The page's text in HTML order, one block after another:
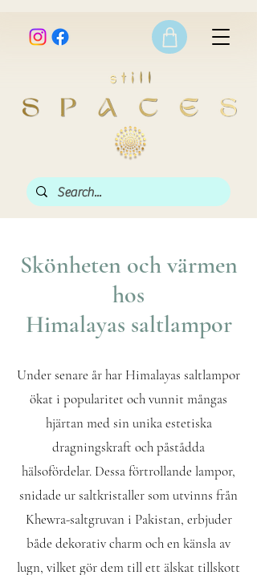
Skönheten och värmen
hos
Himalayas saltlampor
Under senare år har Himalayas saltlampor
ökat i popularitet och vunnit mångas
hjärtan med sin unika estetiska
dragningskraft och påstådda
hälsofördelar. Dessa förtrollande lampor,
snidade ur saltkristaller som utvinns från
Khewra-saltgruvan i Pakistan, erbjuder
både dekorativ charm och en känsla av
lugn, vilket gör dem till ett älskat tillskott